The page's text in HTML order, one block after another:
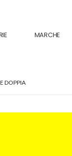
MARCHE
DOPPIA